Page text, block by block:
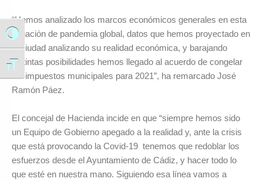
Alternar alto contraste
Alternar tamaño de letra
“Hemos analizado los marcos económicos generales en esta
situación de pandemia global, datos que hemos proyectado en
la ciudad analizando su realidad económica, y barajando
distintas posibilidades hemos llegado al acuerdo de congelar
los impuestos municipales para 2021”, ha remarcado José
Ramón Páez.
El concejal de Hacienda incide en que “siempre hemos sido
un Equipo de Gobierno apegado a la realidad y, ante la crisis
que está provocando la Covid-19 tenemos que redoblar los
esfuerzos desde el Ayuntamiento de Cádiz, y hacer todo lo
que esté en nuestra mano. Siguiendo esa línea vamos a